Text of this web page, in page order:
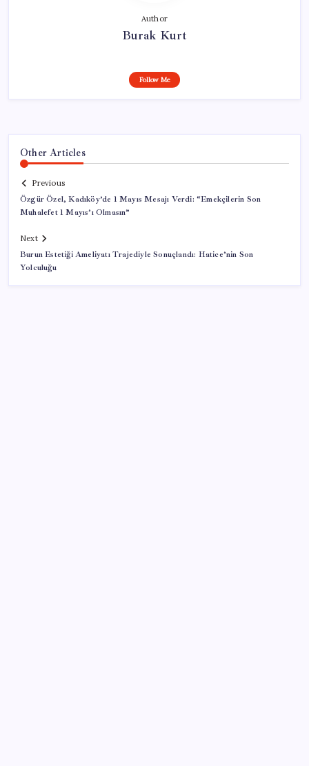
Author
Burak Kurt
Follow Me
Other Articles
Previous
Özgür Özel, Kadıköy’de 1 Mayıs Mesajı Verdi: “Emekçilerin Son
Muhalefet 1 Mayıs’ı Olmasın”
Next
Burun Estetiği Ameliyatı Trajediyle Sonuçlandı: Hatice’nin Son
Yolculuğu